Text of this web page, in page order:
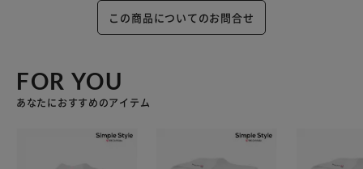
この商品についてのお問合せ
FOR YOU
あなたにおすすめのアイテム